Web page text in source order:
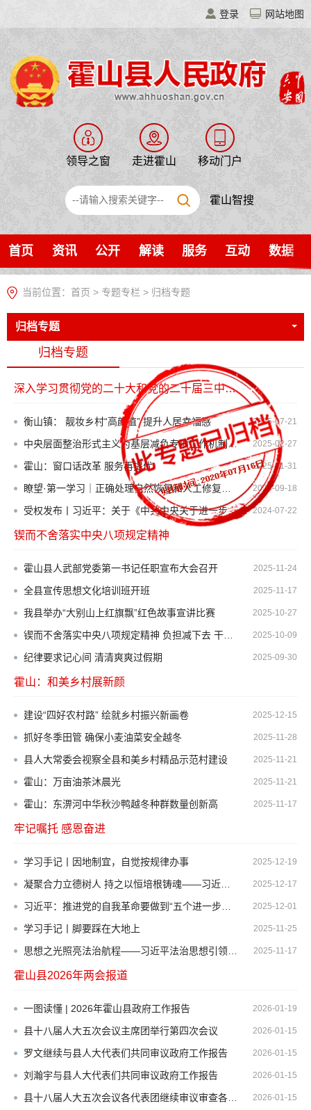
登录 网站地图
领导之窗 走进霍山 移动门户
霍山智搜
首页 资讯 公开 解读 服务 互动 数据
当前位置： 首页 > 专题专栏 > 归档专题
归档专题
归档专题
深入学习贯彻党的二十大和党的二十届三中全会精神
更多>>
衡山镇： 靓妆乡村“高颜值” 提升人居幸福感 2025-07-21
中央层面整治形式主义为基层减负专项工作机制办公室 中央纪委办公厅 公开通报3起整治形式主义... 2025-02-27
霍山：窗口话改革 服务再提优 2025-01-31
瞭望·第一学习｜正确处理自然恢复和人工修复的关系 2024-09-18
受权发布丨习近平：关于《中共中央关于进一步全面深化改革、推进中国式现代化的决定》的说明 2024-07-22
锲而不舍落实中央八项规定精神
更多>>
霍山县人武部党委第一书记任职宣布大会召开 2025-11-24
全县宣传思想文化培训班开班 2025-11-17
我县举办“大别山上红旗飘”红色故事宣讲比赛 2025-10-27
锲而不舍落实中央八项规定精神 负担减下去 干劲提上来 2025-10-09
纪律要求记心间 清清爽爽过假期 2025-09-30
霍山：和美乡村展新颜
更多>>
建设“四好农村路” 绘就乡村振兴新画卷 2025-12-15
抓好冬季田管 确保小麦油菜安全越冬 2025-11-28
县人大常委会视察全县和美乡村精品示范村建设 2025-11-21
霍山：万亩油茶沐晨光 2025-11-21
霍山：东淠河中华秋沙鸭越冬种群数量创新高 2025-11-17
牢记嘱托 感恩奋进
更多>>
学习手记丨因地制宜，自觉按规律办事 2025-12-19
凝聚合力立德树人 持之以恒培根铸魂——习近平总书记重要指示为未成年人思想道德建设指明方向... 2025-12-17
习近平：推进党的自我革命要做到“五个进一步到位” 2025-12-01
学习手记丨脚要踩在大地上 2025-11-25
思想之光照亮法治航程——习近平法治思想引领新时代法治中国建设述评 2025-11-17
霍山县2026年两会报道
更多>>
一图读懂 | 2026年霍山县政府工作报告 2026-01-19
县十八届人大五次会议主席团举行第四次会议 2026-01-15
罗文继续与县人大代表们共同审议政府工作报告 2026-01-15
刘瀚宇与县人大代表们共同审议政府工作报告 2026-01-15
县十八届人大五次会议各代表团继续审议审查各项工作报告 2026-01-15